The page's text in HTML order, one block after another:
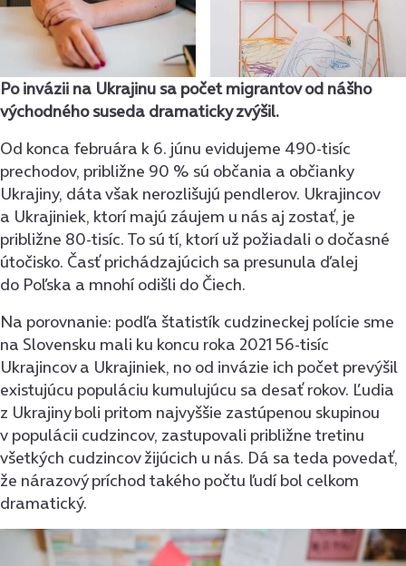
Po invázii na Ukrajinu sa počet migrantov od nášho
východného suseda dramaticky zvýšil.
Od konca februára k 6. júnu evidujeme 490-tisíc
prechodov, približne 90 % sú občania a občianky
Ukrajiny, dáta však nerozlišujú pendlerov. Ukrajincov
a Ukrajiniek, ktorí majú záujem u nás aj zostať, je
približne 80-tisíc. To sú tí, ktorí už požiadali o dočasné
útočisko. Časť prichádzajúcich sa presunula ďalej
do Poľska a mnohí odišli do Čiech.
Na porovnanie: podľa štatistík cudzineckej polície sme
na Slovensku mali ku koncu roka 2021 56-tisíc
Ukrajincov a Ukrajiniek, no od invázie ich počet prevýšil
existujúcu populáciu kumulujúcu sa desať rokov. Ľudia
z Ukrajiny boli pritom najvyššie zastúpenou skupinou
v populácii cudzincov, zastupovali približne tretinu
všetkých cudzincov žijúcich u nás. Dá sa teda povedať,
že nárazový príchod takého počtu ľudí bol celkom
dramatický.